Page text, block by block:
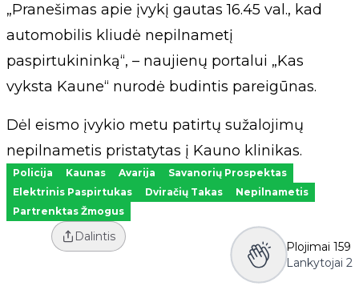
„Pranešimas apie įvykį gautas 16.45 val., kad
automobilis kliudė nepilnametį
paspirtukininką“, – naujienų portalui „Kas
vyksta Kaune“ nurodė budintis pareigūnas.
Dėl eismo įvykio metu patirtų sužalojimų
nepilnametis pristatytas į Kauno klinikas.
Policija Kaunas Avarija
Savanorių Prospektas
Elektrinis Paspirtukas
Dviračių Takas
Nepilnametis
Partrenktas Žmogus
Dalintis
Plojimai 159
Lankytojai 2